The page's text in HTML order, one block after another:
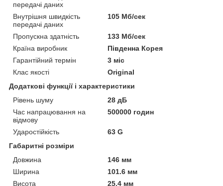
передачі даних
Внутрішня швидкість
передачі даних
105 Мб/сек
Пропускна здатність
133 Мб/сек
Країна виробник
Південна Корея
Гарантійний термін
3 міс
Клас якості
Original
Додаткові функції і характеристики
Рівень шуму
28 дБ
Час напрацювання на
відмову
500000 годин
Ударостійкість
63 G
Габаритні розміри
Довжина
146 мм
Ширина
101.6 мм
Висота
25.4 мм